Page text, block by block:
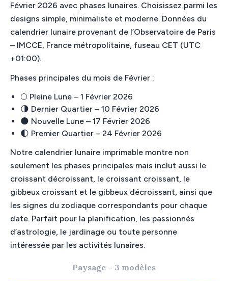
Février 2026 avec phases lunaires. Choisissez parmi les
designs simple, minimaliste et moderne. Données du
calendrier lunaire provenant de l’Observatoire de Paris
– IMCCE, France métropolitaine, fuseau CET (UTC
+01:00).
Phases principales du mois de Février :
🌕 Pleine Lune – 1 Février 2026
🌗 Dernier Quartier – 10 Février 2026
🌑 Nouvelle Lune – 17 Février 2026
🌓 Premier Quartier – 24 Février 2026
Notre calendrier lunaire imprimable montre non
seulement les phases principales mais inclut aussi le
croissant décroissant, le croissant croissant, le
gibbeux croissant et le gibbeux décroissant, ainsi que
les signes du zodiaque correspondants pour chaque
date. Parfait pour la planification, les passionnés
d’astrologie, le jardinage ou toute personne
intéressée par les activités lunaires.
Paysage – 3 modèles